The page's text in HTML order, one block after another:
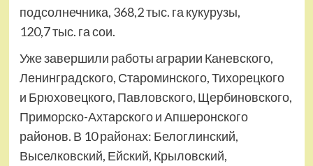
подсолнечника, 368,2 тыс. га кукурузы,
120,7 тыс. га сои.
Уже завершили работы аграрии Каневского,
Ленинградского, Староминского, Тихорецкого
и Брюховецкого, Павловского, Щербиновского,
Приморско-Ахтарского и Апшеронского
районов. В 10 районах: Белоглинский,
Выселковский, Ейский, Крыловский,